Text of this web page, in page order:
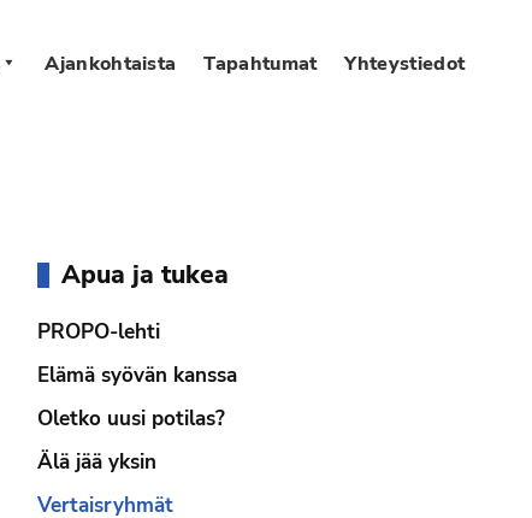
Ajankohtaista Tapahtumat Yhteystiedot
sivupalkki
Apua ja tukea
PROPO-lehti
Elämä syövän kanssa
Oletko uusi potilas?
Älä jää yksin
Vertaisryhmät